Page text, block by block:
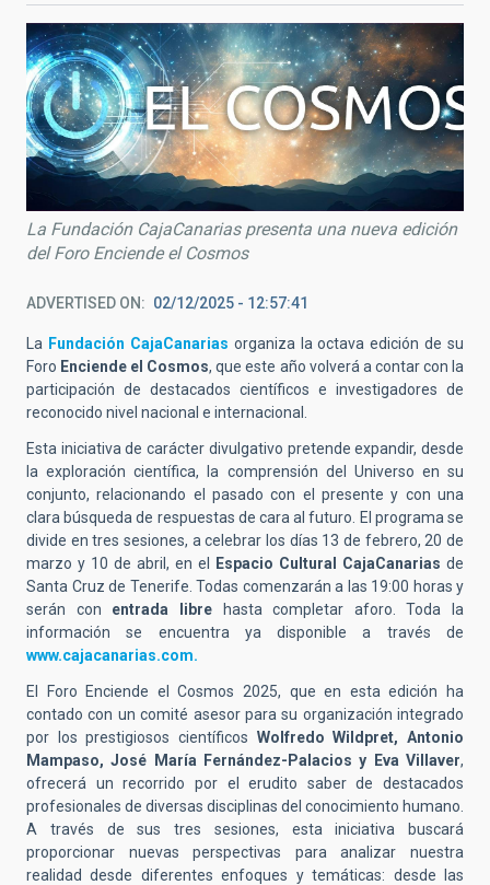
La Fundación CajaCanarias presenta una nueva edición
del Foro Enciende el Cosmos
ADVERTISED ON 02/12/2025 - 12:57:41
La Fundación CajaCanarias organiza la octava edición de su
Foro Enciende el Cosmos, que este año volverá a contar con la
participación de destacados científicos e investigadores de
reconocido nivel nacional e internacional.
Esta iniciativa de carácter divulgativo pretende expandir, desde
la exploración científica, la comprensión del Universo en su
conjunto, relacionando el pasado con el presente y con una
clara búsqueda de respuestas de cara al futuro. El programa se
divide en tres sesiones, a celebrar los días 13 de febrero, 20 de
marzo y 10 de abril, en el Espacio Cultural CajaCanarias de
Santa Cruz de Tenerife. Todas comenzarán a las 19:00 horas y
serán con entrada librehasta completar aforo. Toda la
información se encuentra ya disponible a través de
www.cajacanarias.com.
El Foro Enciende el Cosmos 2025, que en esta edición ha
contado con un comité asesor para su organización integrado
por los prestigiosos científicos Wolfredo Wildpret, Antonio
Mampaso, José María Fernández-Palacios y Eva Villaver,
ofrecerá un recorrido por el erudito saber de destacados
profesionales de diversas disciplinas del conocimiento humano.
A través de sus tres sesiones, esta iniciativa buscará
proporcionar nuevas perspectivas para analizar nuestra
realidad desde diferentes enfoques y temáticas: desde las